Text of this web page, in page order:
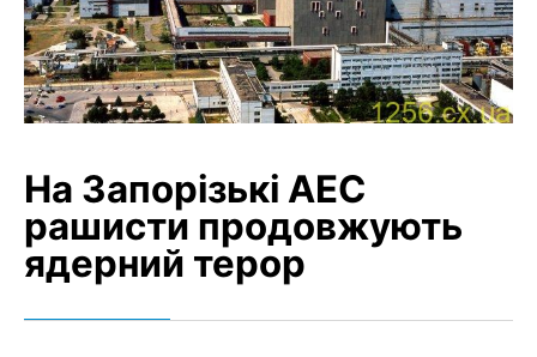
На Запорізькі АЕС
рашисти продовжують
ядерний терор